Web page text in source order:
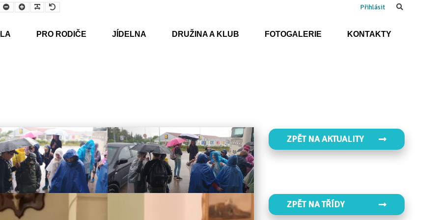
Smaller
Font
Larger
Font
Readable
Font
Default
Font
Přihlásit
PRO RODIČE JÍDELNA DRUŽINA A KLUB FOTOGALERIE KONTAKTY
ZPĚT NA AKTUALITY
ZPĚT NA TŘÍDY